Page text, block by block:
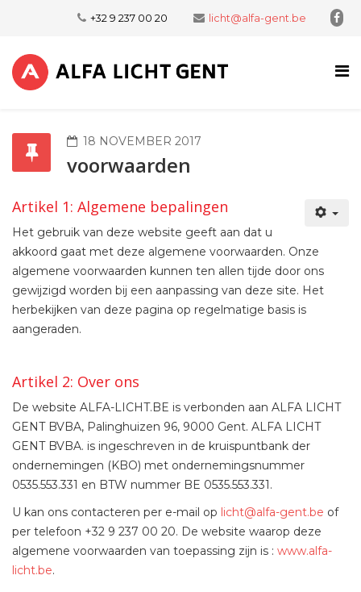
+32 9 237 00 20 licht@alfa-gent.be
18 NOVEMBER 2017
voorwaarden
Artikel 1: Algemene bepalingen
Het gebruik van deze website geeft aan dat u
akkoord gaat met deze algemene voorwaarden. Onze
algemene voorwaarden kunnen ten allen tijde door ons
gewijzigd worden bij een aanpassing van deze site. Het
herbekijken van deze pagina op regelmatige basis is
aangeraden.
Artikel 2: Over ons
De website ALFA-LICHT.BE is verbonden aan ALFA LICHT
GENT BVBA, Palinghuizen 96, 9000 Gent. ALFA LICHT
GENT BVBA. is ingeschreven in de kruispuntbank der
ondernemingen (KBO) met ondernemingsnummer
0535.553.331 en BTW nummer BE 0535.553.331.
U kan ons contacteren per e-mail op licht@alfa-gent.be of
per telefoon +32 9 237 00 20. De website waarop deze
algemene voorwaarden van toepassing zijn is : www.alfa-
licht.be.